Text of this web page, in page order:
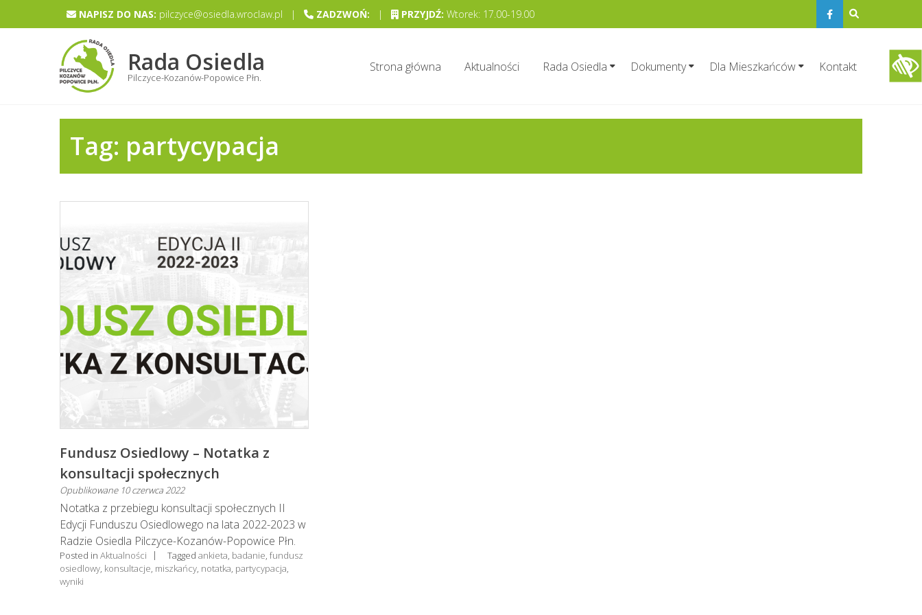
NAPISZ DO NAS: pilczyce@osiedla.wroclaw.pl | ZADZWOŃ: | PRZYJDŹ: Wtorek: 17.00-19.00
Rada Osiedla
Pilczyce-Kozanów-Popowice Płn.
Strona główna Aktualności Rada Osiedla Dokumenty Dla Mieszkańców Kontakt
Tag: partycypacja
Fundusz Osiedlowy – Notatka z
konsultacji społecznych
Opublikowane 10 czerwca 2022
Notatka z przebiegu konsultacji społecznych II
Edycji Funduszu Osiedlowego na lata 2022-2023 w
Radzie Osiedla Pilczyce-Kozanów-Popowice Płn.
Posted in Aktualności Tagged ankieta, badanie, fundusz
osiedlowy, konsultacje, miszkańcy, notatka, partycypacja,
wyniki